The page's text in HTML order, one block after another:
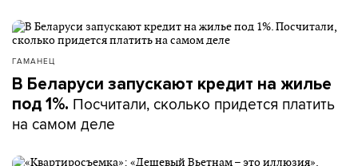
ГАМАНЕЦ
В Беларуси запускают кредит на жилье
под 1%. Посчитали, сколько придется платить
на самом деле